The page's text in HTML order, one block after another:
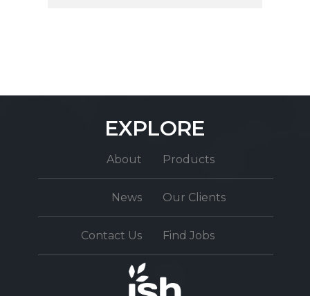
EXPLORE
About Products
News Our Clients
Contact Us Find Jobs